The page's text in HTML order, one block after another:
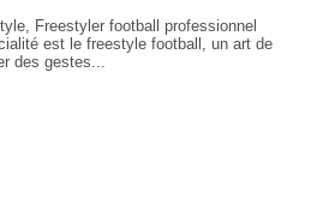
Freestyler football professionnel
est le freestyle football, un art de
des gestes...